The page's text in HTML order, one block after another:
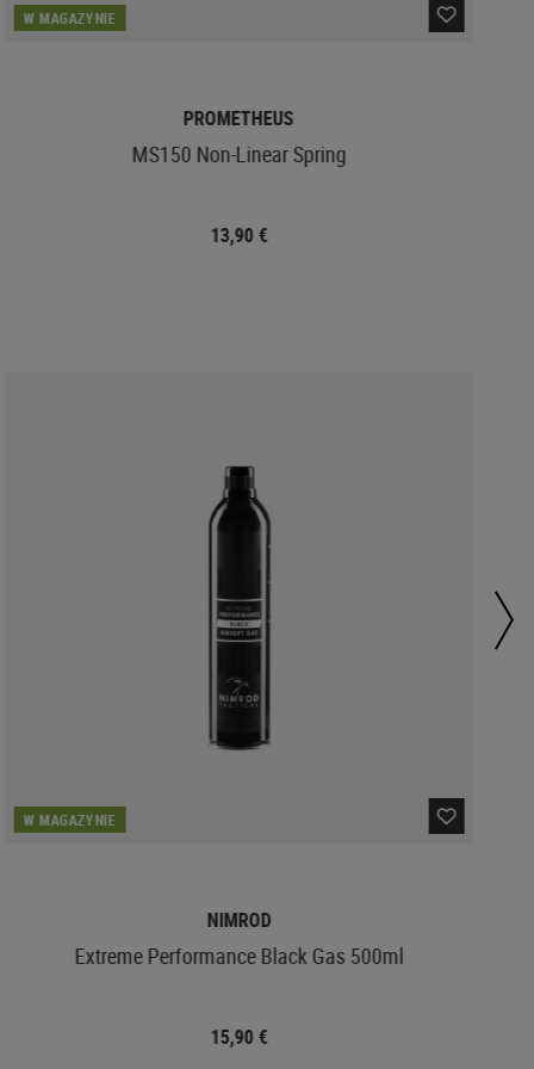
W MAGAZYNIE
PROMETHEUS
MS150 Non-Linear Spring
13,90 €
W MAGAZYNIE
NIMROD
Extreme Performance Black Gas 500ml
15,90 €